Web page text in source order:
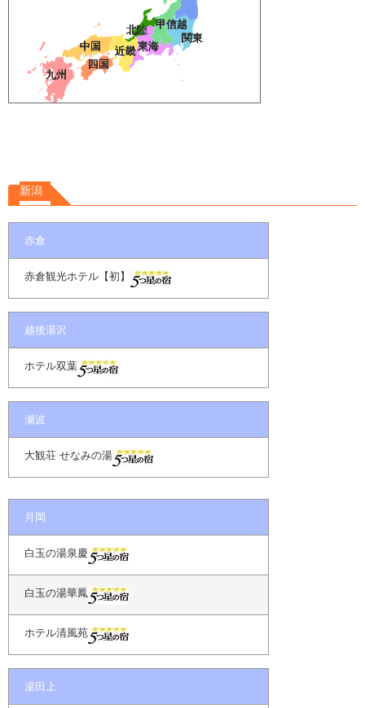
新潟
赤倉
赤倉観光ホテル【初】
越後湯沢
ホテル双葉
瀬波
大観荘 せなみの湯
月岡
白玉の湯泉慶
白玉の湯華鳳
ホテル清風苑
湯田上